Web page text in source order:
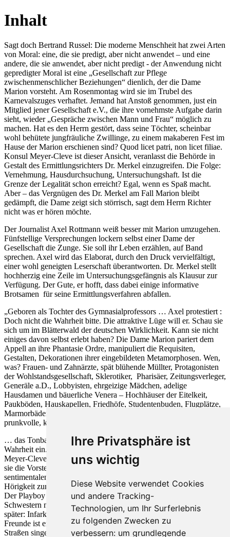
Ihre Privatsphäre ist
uns wichtig
Diese Website verwendet Cookies
und andere Tracking-
Technologien, um Ihr Surferlebnis
zu folgenden Zwecken zu
verbessern: um grundlegende
Inhalt
Sagt doch Bertrand Russel: Die moderne Menschheit hat zwei Arten
von Moral: eine, die sie predigt, aber nicht anwendet – und eine
andere, die sie anwendet, aber nicht predigt - der Anwendung nicht
gepredigter Moral ist eine „Gesellschaft zur Pflege
zwischenmenschlicher Beziehungen“ dienlich, der die Dame
Marion vorsteht. Am Rosenmontag wird sie im Trubel des
Karnevalszuges verhaftet. Jemand hat Anstoß genommen, just ein
Mitglied jener Gesellschaft e.V., die ihre vornehmste Aufgabe darin
sieht, wieder „Gespräche zwischen Mann und Frau“ möglich zu
machen. Hat es den Herrn gestört, dass seine Töchter, scheinbar
wohl behütete jungfräuliche Zwillinge, zu einem makaberen Fest im
Hause der Marion erschienen sind? Quod licet patri, non licet filiae.
Konsul Meyer-Cleve ist dieser Ansicht, veranlasst die Behörde in
Gestalt des Ermittlungsrichters Dr. Merkel einzugreifen. Die Folge:
Vernehmung, Hausdurchsuchung, Untersuchungshaft. Ist die
Grenze der Legalität schon erreicht? Egal, wenn es Spaß macht.
Aber – das Vergnügen des Dr. Merkel am Fall Marion bleibt
gedämpft, die Dame zeigt sich störrisch, sagt dem Herrn Richter
nicht was er hören möchte.
Der Journalist Axel Rottmann weiß besser mit Marion umzugehen.
Fünfstellige Versprechungen lockern selbst einer Dame der
Gesellschaft die Zunge. Sie soll ihr Leben erzählen, auf Band
sprechen. Axel wird das Elaborat, durch den Druck vervielfältigt,
einer wohl geneigten Leserschaft überantworten. Dr. Merkel stellt
hochherzig eine Zeile im Untersuchungsgefängnis als Klausur zur
Verfügung. Der Gute, er hofft, dass dabei einige informative
Brotsamen für seine Ermittlungsverfahren abfallen.
„Geboren als Tochter des Gymnasialprofessors … Axel protestiert :
Doch nicht die Wahrheit bitte. Die attraktive Lüge will er. Schau sie
sich um im Blätterwald der deutschen Wirklichkeit. Kann sie nicht
einiges davon selbst erlebt haben? Die Dame Marion pariert dem
Appell an ihre Phantasie Ordre, manipuliert die Requisiten,
Gestalten, Dekorationen ihrer eingebildeten Metamorphosen. Wen,
was? Frauen- und Zahnärzte, spät blühende Müllter, Protagonisten
der Wohlstandsgesellschaft, Sklerotiker, Pharisäer, Zeitungsverleger,
Generäle a.D., Lobbyisten, ehrgeizige Mädchen, adelige
Hausdamen und bäuerliche Venera – Hochhäuser der Eitelkeit,
Paukböden, Hauskapellen, Friedhöfe, Studentenbuden, Flugplätze,
Marmorbäder und -Klippen, und immer wieder Betten, weiche,
prunkvolle, karge, doppelte.
… das Tonband läuft, vermerkt rekapituliert. Schleicht sich die
Wahrheit ein. Als Marion von ihrer Affäre mit Hans, dem Sohn des
Meyer-Cleve erzählt? Gibt es diesen Hans? Liebt sie ihn? Oder liebt
sie die Vorstellung, dass es ihn geben könnte, diesen ernsten,
sentimentalen, beinahe mönchischen Studiker, der mit zunehmender
Hörigkeit zum Playboy avanciert?
Der Playboy verliert die Übersicht, provoziert den Skandal. Die
Schwestern müssen herhalten. Meyer-Cleve zeigt an. Zwei Tage
später: Infarkt. Wallhall, Friede seiner Asche. Das Kollegium der
Freunde ist erleichtert. Ein Verfahren wird eingestellt. Auf den
Straßen singen die Jecken: Moral, Moral, Moral, Skandal, Skandal,